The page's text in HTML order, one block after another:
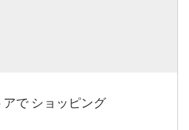
アで ショッピング